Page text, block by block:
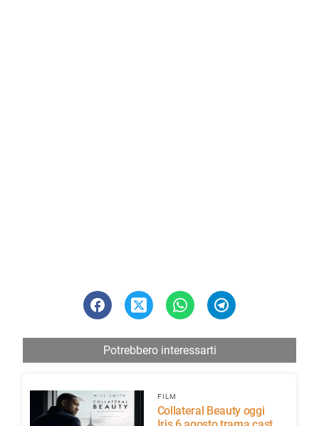
Potrebbero interessarti
FILM
Collateral Beauty oggi